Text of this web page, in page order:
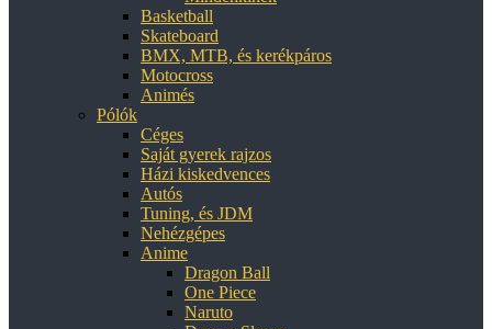
Basketball
Skateboard
BMX, MTB, és kerékpáros
Motocross
Animés
Pólók
Céges
Saját gyerek rajzos
Házi kiskedvences
Autós
Tuning, és JDM
Nehézgépes
Anime
Dragon Ball
One Piece
Naruto